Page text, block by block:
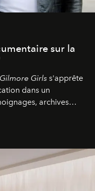
sur la
Gilmore Girls s'apprête
dans un
archives